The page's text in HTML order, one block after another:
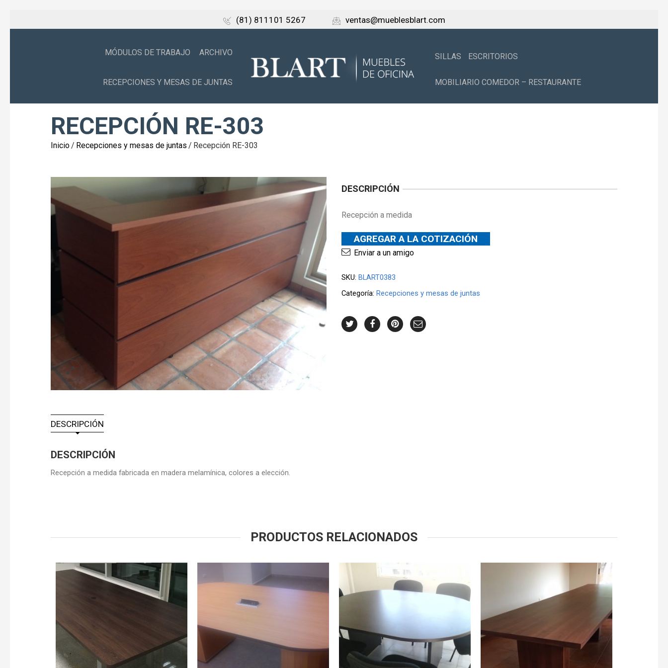
(81) 811101 5267 ventas@mueblesblart.com
MÓDULOS DE TRABAJO ARCHIVO
RECEPCIONES Y MESAS DE JUNTAS
SILLAS ESCRITORIOS
MOBILIARIO COMEDOR – RESTAURANTE
RECEPCIÓN RE-303
Inicio/ Recepciones y mesas de juntas / Recepción RE-303
DESCRIPCIÓN
Recepción a medida
AGREGAR A LA COTIZACIÓN
Enviar a un amigo
SKU: BLART0383
Categoría: Recepciones y mesas de juntas
DESCRIPCIÓN
DESCRIPCIÓN
Recepción a medida fabricada en madera melamínica, colores a elección.
PRODUCTOS RELACIONADOS